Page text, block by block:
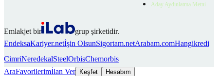
Aday Aydınlatma Metni
Emlakjet bir
grup şirketidir.
EndeksaKariyer.netİşin OlsunSigortam.netArabam.comHangikredi
CimriNeredekalSteelOrbisChemorbis
AraFavorilerimİlan Ver Keşfet Hesabım